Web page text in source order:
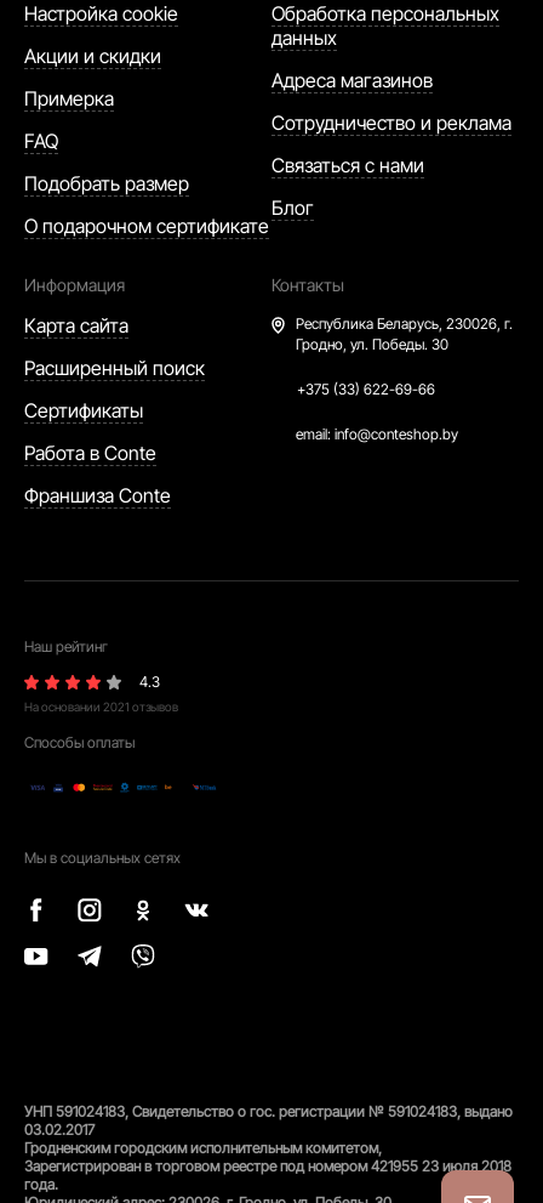
Настройка cookie
Акции и скидки
Примерка
FAQ
Подобрать размер
О подарочном сертификате
Обработка персональных
данных
Адреса магазинов
Сотрудничество и реклама
Связаться с нами
Блог
Информация
Карта сайта
Расширенный поиск
Сертификаты
Работа в Conte
Франшиза Conte
Контакты
Республика Беларусь, 230026, г.
Гродно, ул. Победы. 30
+375 (33) 622-69-66
email: info@conteshop.by
Наш рейтинг
4.3
На основании 2021 отзывов
Способы оплаты
Мы в социальных сетях
УНП 591024183, Свидетельство о гос. регистрации № 591024183, выдано
03.02.2017
Гродненским городским исполнительным комитетом,
Зарегистрирован в торговом реестре под номером 421955 23 июля 2018
года.